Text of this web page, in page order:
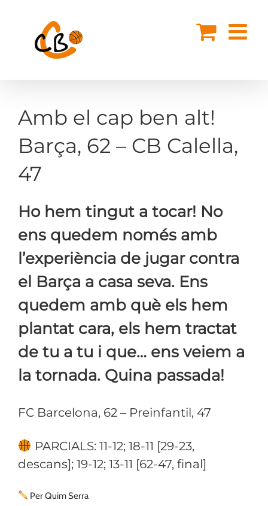
Amb el cap ben alt!
Barça, 62 – CB Calella,
47
Ho hem tingut a tocar! No
ens quedem només amb
l’experiència de jugar contra
el Barça a casa seva. Ens
quedem amb què els hem
plantat cara, els hem tractat
de tu a tu i que… ens veiem a
la tornada. Quina passada!
FC Barcelona, 62 – Preinfantil, 47
PARCIALS: 11-12; 18-11 [29-23,
descans]; 19-12; 13-11 [62-47, final]
Per Quim Serra